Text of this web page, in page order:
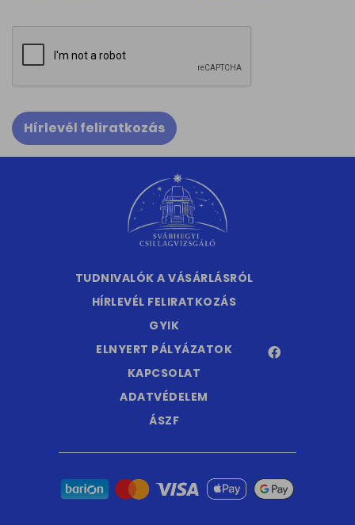
Hírlevél feliratkozás
TUDNIVALÓK A VÁSÁRLÁSRÓL
HÍRLEVÉL FELIRATKOZÁS
GYIK
ELNYERT PÁLYÁZATOK
KAPCSOLAT
ADATVÉDELEM
ÁSZF